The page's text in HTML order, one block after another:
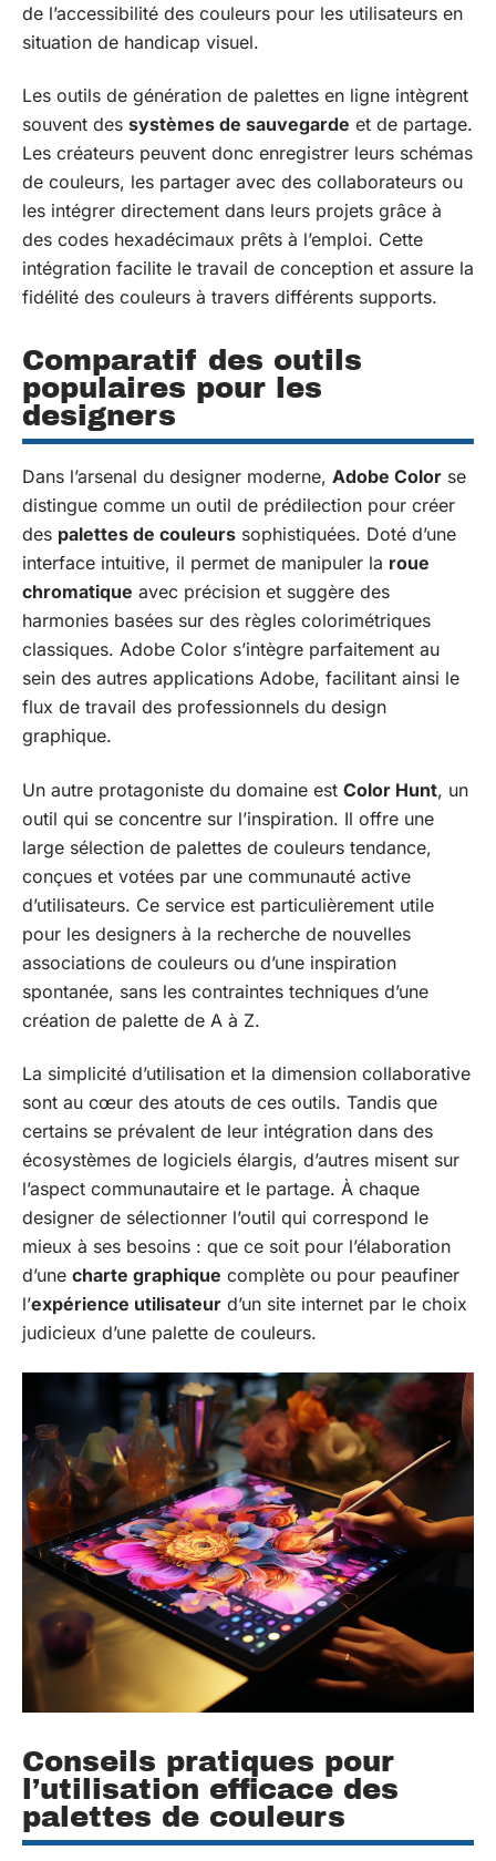
de l’accessibilité des couleurs pour les utilisateurs en
situation de handicap visuel.
Les outils de génération de palettes en ligne intègrent
souvent des systèmes de sauvegarde et de partage.
Les créateurs peuvent donc enregistrer leurs schémas
de couleurs, les partager avec des collaborateurs ou
les intégrer directement dans leurs projets grâce à
des codes hexadécimaux prêts à l’emploi. Cette
intégration facilite le travail de conception et assure la
fidélité des couleurs à travers différents supports.
Comparatif des outils
populaires pour les
designers
Dans l’arsenal du designer moderne, Adobe Color se
distingue comme un outil de prédilection pour créer
des palettes de couleurs sophistiquées. Doté d’une
interface intuitive, il permet de manipuler la roue
chromatique avec précision et suggère des
harmonies basées sur des règles colorimétriques
classiques. Adobe Color s’intègre parfaitement au
sein des autres applications Adobe, facilitant ainsi le
flux de travail des professionnels du design
graphique.
Un autre protagoniste du domaine est Color Hunt, un
outil qui se concentre sur l’inspiration. Il offre une
large sélection de palettes de couleurs tendance,
conçues et votées par une communauté active
d’utilisateurs. Ce service est particulièrement utile
pour les designers à la recherche de nouvelles
associations de couleurs ou d’une inspiration
spontanée, sans les contraintes techniques d’une
création de palette de A à Z.
La simplicité d’utilisation et la dimension collaborative
sont au cœur des atouts de ces outils. Tandis que
certains se prévalent de leur intégration dans des
écosystèmes de logiciels élargis, d’autres misent sur
l’aspect communautaire et le partage. À chaque
designer de sélectionner l’outil qui correspond le
mieux à ses besoins : que ce soit pour l’élaboration
d’une charte graphique complète ou pour peaufiner
l’expérience utilisateur d’un site internet par le choix
judicieux d’une palette de couleurs.
Conseils pratiques pour
l’utilisation efficace des
palettes de couleurs